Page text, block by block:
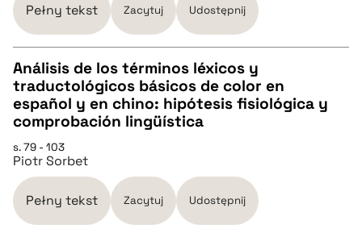
BIBTEX
pobierz cytat
Pełny tekst Zacytuj Udostępnij
CZYSTY TEKST
pobierz cytat
BIBTEX
Análisis de los términos léxicos y
traductológicos básicos de color en
español y en chino: hipótesis fisiológica y
comprobación lingüística
s. 79 - 103
Piotr Sorbet
Pełny tekst Zacytuj Udostępnij